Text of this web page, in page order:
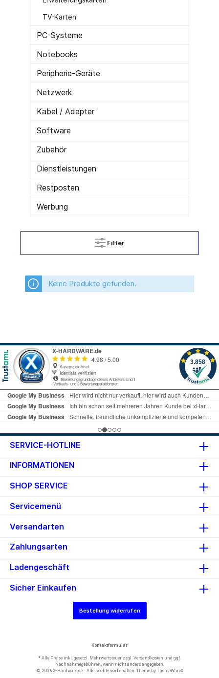
TV-Karten
PC-Systeme
Notebooks
Peripherie-Geräte
Netzwerk
Kabel / Adapter
Software
Zubehör
Dienstleistungen
Restposten
Werbung
Filter
Keine Produkte gefunden.
SERVICE-HOTLINE
INFORMATIONEN
SHOP SERVICE
Servicemenü
Versandarten
Zahlungsarten
Ladengeschäft
Sicher Einkaufen
Bestellung widerrufen
Kontaktformular
* Alle Preise inkl. gesetzl. Mehrwertsteuer zzgl. Versandkosten und ggf.
Nachnahmegebühren, wenn nicht anders angegeben.
© 2026 X-Hardware.de - Alle Rechte vorbehalten. Theme byThemeWare®